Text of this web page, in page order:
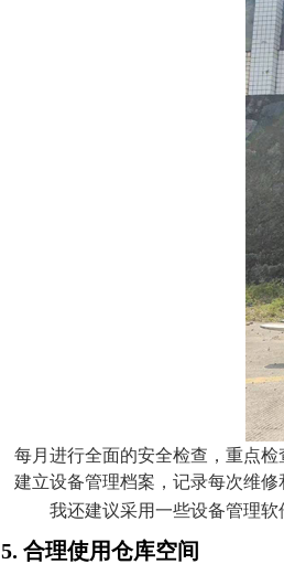
每月进行全面的安全检查，重点检
建立设备管理档案，记录每次维修
我还建议采用一些设备管理
5. 合理使用仓库空间